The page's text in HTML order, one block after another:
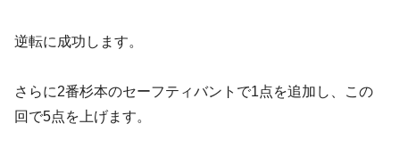
逆転に成功します。
さらに2番杉本のセーフティバントで1点を追加し、この
回で5点を上げます。